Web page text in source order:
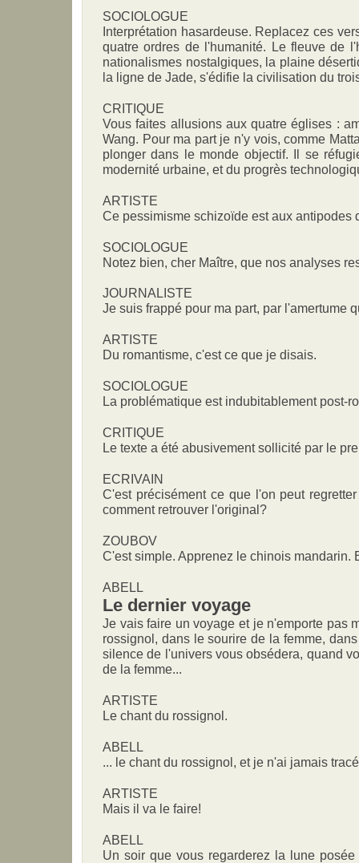
SOCIOLOGUE
Interprétation hasardeuse. Replacez ces
quatre ordres de l'humanité. Le fleuve de
nationalismes nostalgiques, la plaine
la ligne de Jade, s'édifie la civilisation du
CRITIQUE
Vous faites allusions aux quatre églises :
Wang. Pour ma part je n'y vois, comme
plonger dans le monde objectif. Il se
modernité urbaine, et du progrès
ARTISTE
Ce pessimisme schizoïde est aux antipodes
SOCIOLOGUE
Notez bien, cher Maître, que nos analyses
JOURNALISTE
Je suis frappé pour ma part, par l'amertume
ARTISTE
Du romantisme, c'est ce que je disais.
SOCIOLOGUE
La problématique est indubitablement post-
CRITIQUE
Le texte a été abusivement sollicité par le
ECRIVAIN
C'est précisément ce que l'on peut
comment retrouver l'original?
ZOUBOV
C'est simple. Apprenez le chinois
ABELL
Le dernier voyage
Je vais faire un voyage et je n'emporte pas
rossignol, dans le sourire de la femme,
silence de l'univers vous obsédera, quand
de la femme...
ARTISTE
Le chant du rossignol.
ABELL
... le chant du rossignol, et je n'ai jamais
ARTISTE
Mais il va le faire!
ABELL
Un soir que vous regarderez la lune